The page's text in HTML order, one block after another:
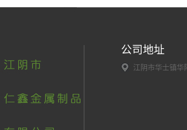
公司地址
江阴市华士镇华